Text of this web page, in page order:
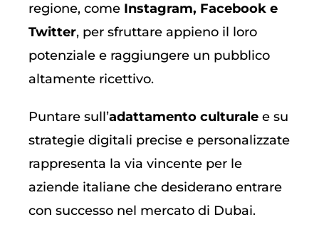
regione, come Instagram, Facebook e
Twitter, per sfruttare appieno il loro
potenziale e raggiungere un pubblico
altamente ricettivo.
Puntare sull’adattamento culturale e su
strategie digitali precise e personalizzate
rappresenta la via vincente per le
aziende italiane che desiderano entrare
con successo nel mercato di Dubai.